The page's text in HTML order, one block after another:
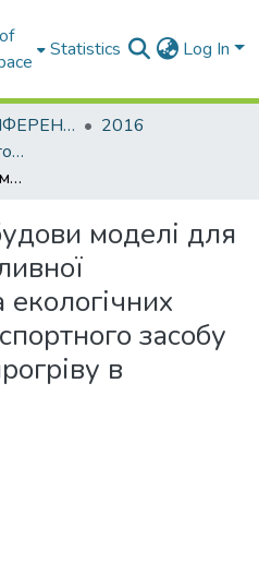
Statistics Log In
МАТЕРІАЛИ КОНФЕРЕНЦІЙ
2016
Новітні технології в автомобілебудуванні, транспорті і при підготовки фахівців
Особливості побудови моделі для дослідження паливної економічності та екологічних показників транспортного засобу з урахуванням прогріву в процесах руху
моделі для
екологічних
засобу
в